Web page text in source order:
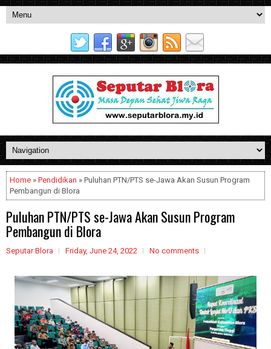
Home » Pendidikan » Puluhan PTN/PTS se-Jawa Akan Susun Program
Pembangun di Blora
Puluhan PTN/PTS se-Jawa Akan Susun Program
Pembangun di Blora
Seputar Blora Friday, June 24, 2022 No comments